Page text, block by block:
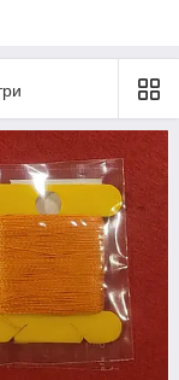
вишивки бісером,